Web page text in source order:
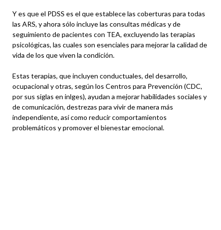
Y es que el PDSS es el que establece las coberturas para todas
las ARS, y ahora sólo incluye las consultas médicas y de
seguimiento de pacientes con TEA, excluyendo las terapias
psicológicas, las cuales son esenciales para mejorar la calidad de
vida de los que viven la condición.
Estas terapias, que incluyen conductuales, del desarrollo,
ocupacional y otras, según los Centros para Prevención (CDC,
por sus siglas en inlges), ayudan a mejorar habilidades sociales y
de comunicación, destrezas para vivir de manera más
independiente, así como reducir comportamientos
problemáticos y promover el bienestar emocional.